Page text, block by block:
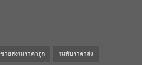
ขายส่งร่มราคาถูก ร่มพับราคาส่ง